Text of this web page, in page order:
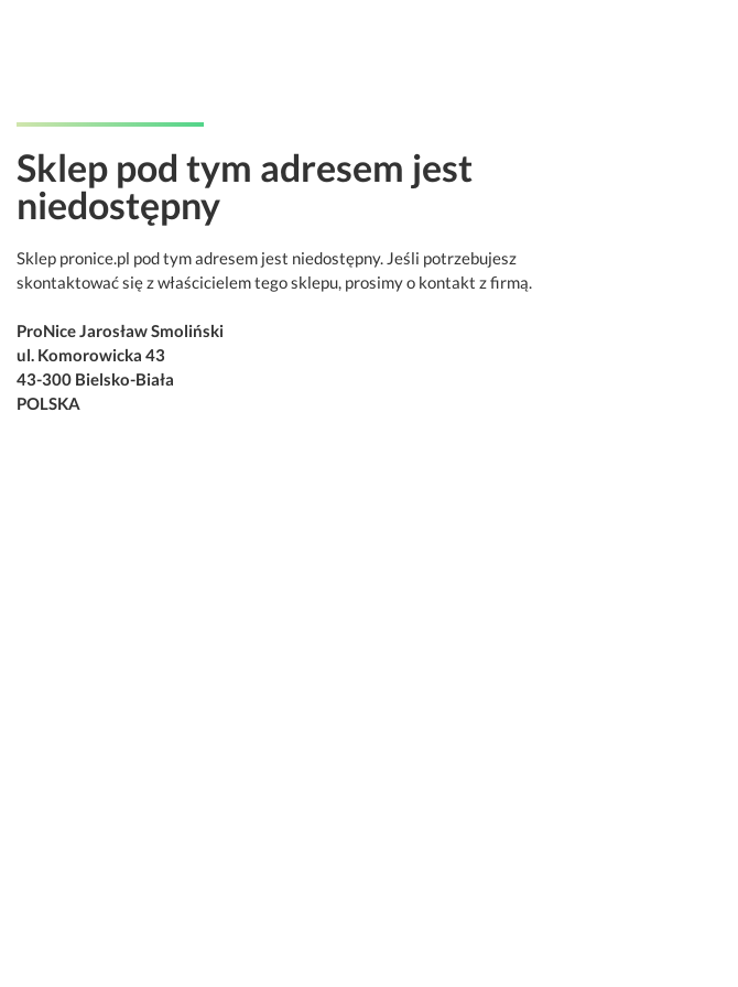
Sklep pod tym adresem jest
niedostępny
Sklep pronice.pl pod tym adresem jest niedostępny. Jeśli potrzebujesz
skontaktować się z właścicielem tego sklepu, prosimy o kontakt z firmą.
ProNice Jarosław Smoliński
ul. Komorowicka 43
43-300 Bielsko-Biała
POLSKA